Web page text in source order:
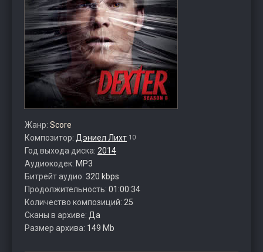
Жанр: Score
Композитор: Дэниел Лихт 10
Год выхода диска: 2014
Аудиокодек: MP3
Битрейт аудио: 320 kbps
Продолжительность: 01:00:34
Количество композиций: 25
Сканы в архиве: Да
Размер архива: 149 Mb